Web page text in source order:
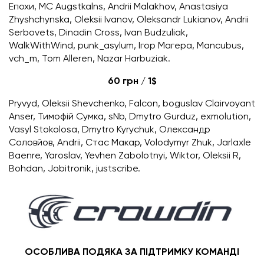
Епохи, MC Augstkalns, Andrii Мalakhov, Anastasiya
Zhyshchynska, Oleksii Ivanov, Oleksandr Lukianov, Andrii
Serbovets, Dinadin Cross, Ivan Budzuliak,
WalkWithWind, punk_asylum, Ігор Магера, Mancubus,
vch_m, Tom Alleren, Nazar Harbuziak.
60 грн / 1$
Pryvyd, Oleksii Shevchenko, Falcon, boguslav Clairvoyant
Anser, Тимофій Сумка, sNb, Dmytro Gurduz, exmolution,
Vasyl Stokolosa, Dmytro Kyrychuk, Олександр
Соловйов, Andrii, Стаc Макар, Volodymyr Zhuk, Jarlaxle
Baenre, Yaroslav, Yevhen Zabolotnyi, Wiktor, Oleksii R,
Bohdan, Jobitronik, justscribe.
ОСОБЛИВА ПОДЯКА ЗА ПІДТРИМКУ КОМАНДІ